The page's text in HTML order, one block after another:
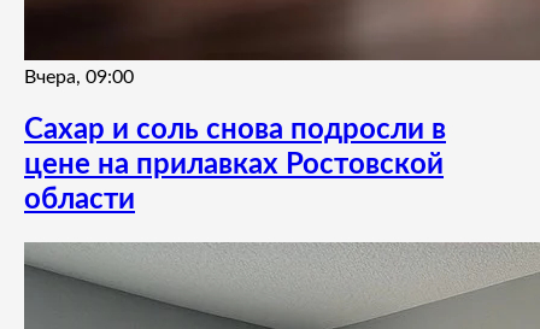
Вчера, 09:00
Сахар и соль снова подросли в
цене на прилавках Ростовской
области